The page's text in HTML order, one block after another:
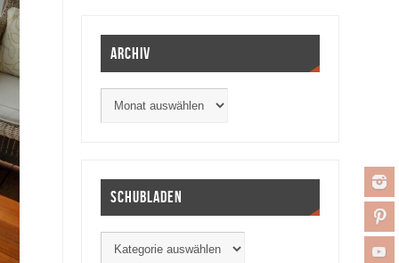
Archiv
Schubladen